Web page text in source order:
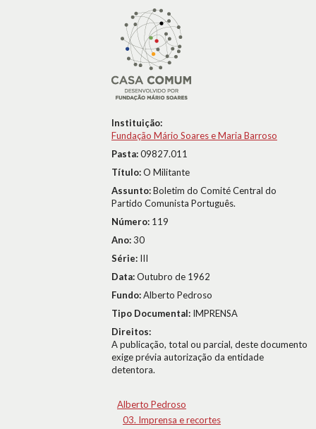
Instituição:
Fundação Mário Soares e Maria Barroso
Pasta:09827.011
Título:O Militante
Assunto:Boletim do Comité Central do
Partido Comunista Português.
Número: 119
Ano:30
Série: III
Data:Outubro de 1962
Fundo:Alberto Pedroso
Tipo Documental: IMPRENSA
Direitos:
A publicação, total ou parcial, deste documento
exige prévia autorização da entidade
detentora.
Alberto Pedroso
03. Imprensa e recortes